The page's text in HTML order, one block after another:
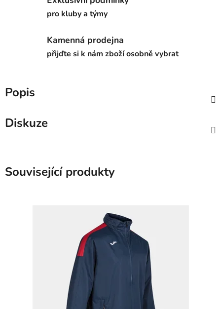
pro kluby a týmy
Kamenná prodejna
přijďte si k nám zboží osobně vybrat
Popis
Diskuze
Související produkty